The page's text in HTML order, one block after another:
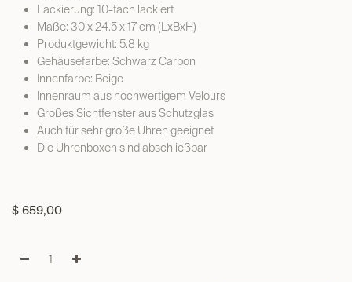
Lackierung: 10-fach lackiert
Maße: 30 x 24.5 x 17 cm (LxBxH)
Produktgewicht: 5.8 kg
Gehäusefarbe: Schwarz Carbon
Innenfarbe: Beige
Innenraum aus hochwertigem Velours
Großes Sichtfenster aus Schutzglas
Auch für sehr große Uhren geeignet
Die Uhrenboxen sind abschließbar
$ 659,00